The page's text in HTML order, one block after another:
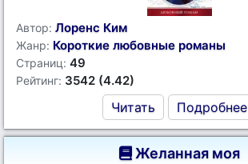
Автор: Лоренс Ким
Жанр: Короткие любовные романы
Страниц: 49
Рейтинг: 3542 (4.42)
Читать Подробнее
Желанная моя